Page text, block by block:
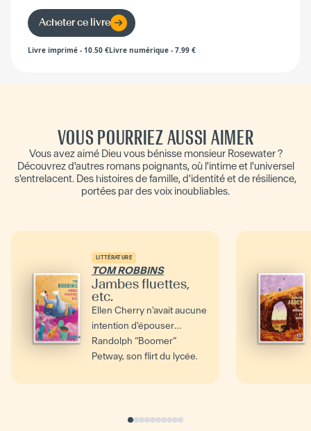
Acheter ce livre
Livre imprimé - 10.50 €Livre numérique - 7.99 €
VOUS POURRIEZ AUSSI AIMER
Vous avez aimé Dieu vous bénisse monsieur Rosewater ?
Découvrez d'autres romans poignants, où l'intime et l'universel
s'entrelacent. Des histoires de famille, d'identité et de résilience,
portées par des voix inoubliables.
LITTÉRATURE
TOM ROBBINS
Jambes fluettes,
etc.
Ellen Cherry n'avait aucune
intention d'épouser
Randolph “Boomer”
Petway, son flirt du lycée.